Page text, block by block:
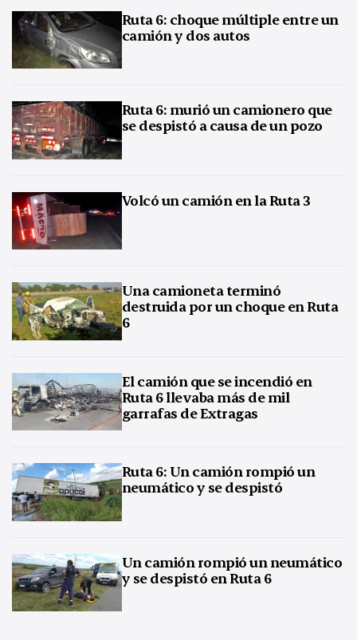
Ruta 6: choque múltiple entre un
camión y dos autos
Ruta 6: murió un camionero que
se despistó a causa de un pozo
Volcó un camión en la Ruta 3
Una camioneta terminó
destruida por un choque en Ruta
6
El camión que se incendió en
Ruta 6 llevaba más de mil
garrafas de Extragas
Ruta 6: Un camión rompió un
neumático y se despistó
Un camión rompió un neumático
y se despistó en Ruta 6